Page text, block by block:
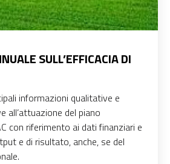
SULL’EFFICACIA DI
informazioni qualitative e
all’attuazione del piano
con riferimento ai dati finanziari e
e di risultato, anche, se del